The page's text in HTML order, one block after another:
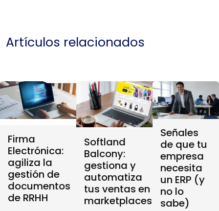
Artículos relacionados
Firma
Electrónica:
agiliza la
gestión de
documentos
de RRHH
Softland
Balcony:
gestiona y
automatiza
tus ventas en
marketplaces
Señales
de que tu
empresa
necesita
un ERP (y
no lo
sabe)